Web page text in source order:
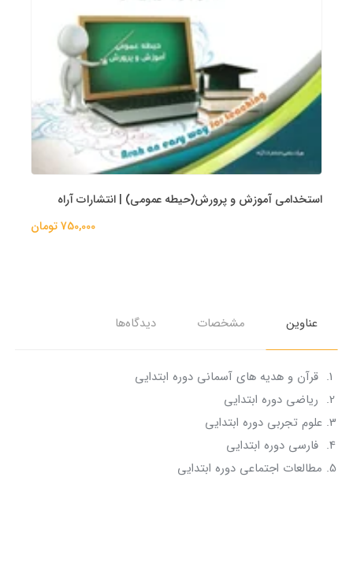
استخدامی آموزش و پرورش(حیطه عمومی) | انتشارات آراه
750,000 تومان
عناوین مشخصات دیدگاه‌ها
قرآن و هدیه های آسمانی دوره ابتدایی
ریاضی دوره ابتدایی
علوم تجربی دوره ابتدایی
فارسی دوره ابتدایی
مطالعات اجتماعی دوره ابتدایی